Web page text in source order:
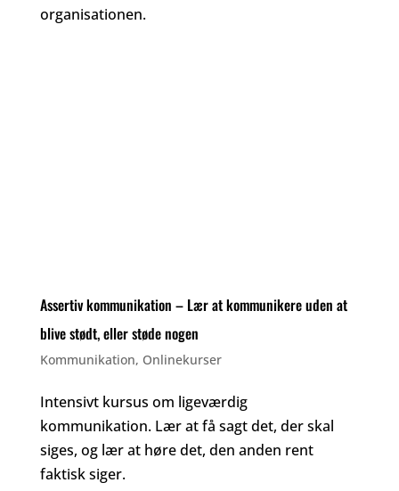
organisationen.
Assertiv kommunikation – Lær at kommunikere uden at
blive stødt, eller støde nogen
Kommunikation, Onlinekurser
Intensivt kursus om ligeværdig
kommunikation. Lær at få sagt det, der skal
siges, og lær at høre det, den anden rent
faktisk siger.